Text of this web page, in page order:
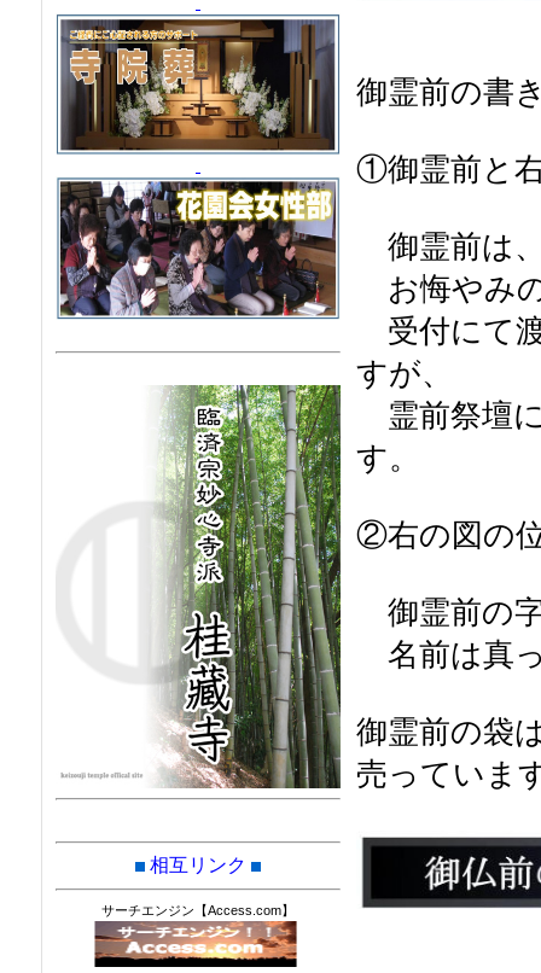
御霊前の書
①御霊前と
御霊前は
お悔やみ
受付にて
すが、
霊前祭壇
す。
②右の図の
御霊前の
名前は真
御霊前の袋
売っていま
相互リンク
サーチエンジン【Access.com】